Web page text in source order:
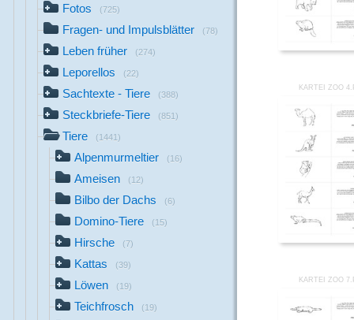
Fotos (725)
Fragen- und Impulsblätter (78)
Leben früher (274)
Leporellos (22)
Sachtexte - Tiere (388)
Steckbriefe-Tiere (851)
Tiere (1441)
Alpenmurmeltier (16)
Ameisen (12)
Bilbo der Dachs (6)
Domino-Tiere (15)
Hirsche (7)
Kattas (39)
Löwen (19)
Teichfrosch (19)
KARTEI ZOO
KARTEI ZOO